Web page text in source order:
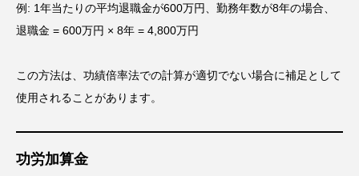
例: 1年当たりの平均退職金が600万円、勤務年数が8年の場合、
退職金 = 600万円 × 8年 = 4,800万円
この方法は、功績倍率法での計算が適切でない場合に補足として
使用されることがあります。
功労加算金